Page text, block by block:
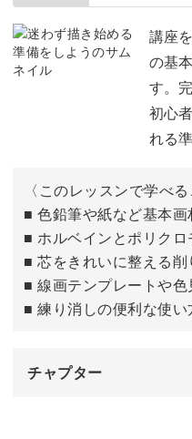
ゆるパースで描ける建物
「建物を描くのって難し
講座では難しい遠近法を
ツを学んでいきます。
を少しずつ練習。
講座
の基
す。
初心
れる
〈このレッスンで学べる
■ 色鉛筆や紙など基本
■ ホルベインとポリクロ
■ 芯をきれいに整える削
■ 線画テンプレートや
■ 練り消しの便利な使
チャプター